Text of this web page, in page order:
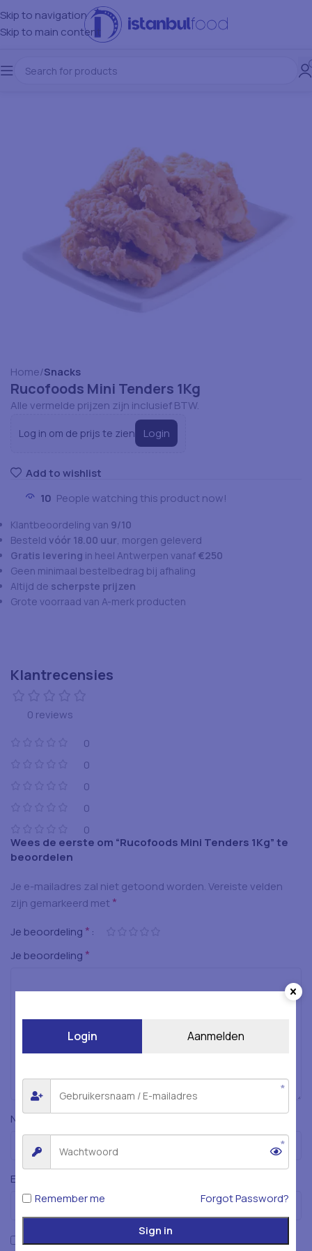
Skip to navigation
Skip to main content
Home Snacks
Rucofoods Mini Tenders 1Kg
Alle vermelde prijzen zijn inclusief BTW.
Log in om de prijs te zien Login
Add to wishlist
10 People watching this product now!
Klantbeoordeling van 9/10
Besteld vóór 18.00 uur, morgen geleverd
Gratis levering in heel Antwerpen vanaf €250
Geen minimaal bestelbedrag bij afhaling
Altijd de scherpste prijzen
Grote voorraad van A-merk producten
Klantrecensies
0 reviews
0
0
0
0
0
Wees de eerste om “Rucofoods Mini Tenders 1Kg” te
beoordelen
Je e-mailadres zal niet getoond worden.Vereiste velden
zijn gemarkeerd met *
Je beoordeling *
Je beoordeling *
Naam *
E-mail
Mijn naam, e-mailadres en website opslaan in deze
Login Aanmelden
Remember me Forgot Password?
Sign in